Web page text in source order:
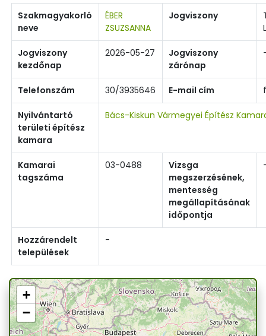
Szakmagyakorló
neve
ÉBER
ZSUZSANNA
Jogviszony
Jogviszony
kezdőnap
2026-05-27
Jogviszony
zárónap
Telefonszám 30/3935646 E-mail cím
Nyilvántartó
területi építész
kamara
Bács-Kiskun Vármegyei Építész
Kamarai
tagszáma
03-0488
Vizsga
megszerzésének,
mentesség
megállapításának
időpontja
Hozzárendelt
települések
-
+
−